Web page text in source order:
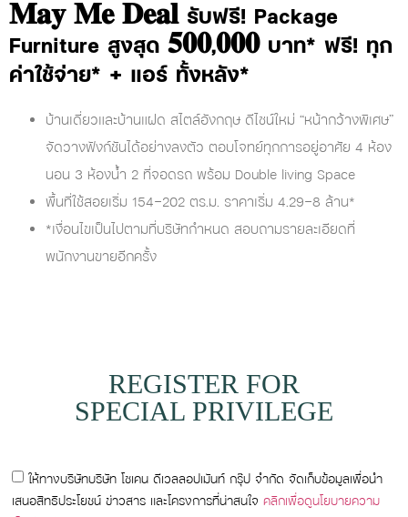
𝐌𝐚𝐲 𝐌𝐞 𝐃𝐞𝐚𝐥 รับฟรี! Package
Furniture สูงสุด 𝟓𝟎𝟎,𝟎𝟎𝟎 บาท* ฟรี! ทุก
ค่าใช้จ่าย* + แอร์ ทั้งหลัง*
บ้านเดี่ยวและบ้านแฝด สไตล์อังกฤษ ดีไซน์ใหม่ “หน้ากว้างพิเศษ”
จัดวางฟังก์ชันได้อย่างลงตัว ตอบโจทย์ทุกการอยู่อาศัย 4 ห้อง
นอน 3 ห้องน้ำ 2 ที่จอดรถ พร้อม Double living Space
พื้นที่ใช้สอยเริ่ม 154-202 ตร.ม. ราคาเริ่ม 4.29-8 ล้าน*
*เงื่อนไขเป็นไปตามที่บริษัทกำหนด สอบถามรายละเอียดที่
พนักงานขายอีกครั้ง
REGISTER FOR
SPECIAL PRIVILEGE
ให้ทางบริษัทบริษัท โซเคน ดีเวลลอปเมันท์ กรุ๊ป จำกัด จัดเก็บข้อมูลเพื่อนำ
เสนอสิทธิประโยชน์ ข่าวสาร และโครงการที่น่าสนใจคลิกเพื่อดูนโยบายความ